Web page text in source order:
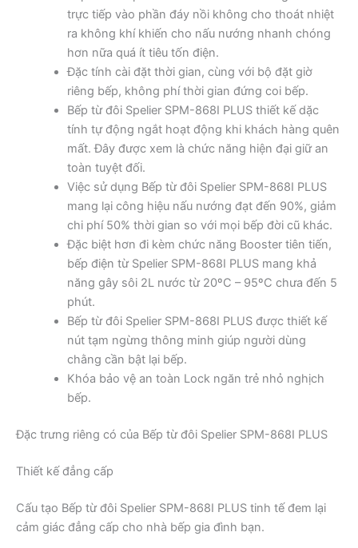
trực tiếp vào phần đáy nồi không cho thoát nhiệt
ra không khí khiến cho nấu nướng nhanh chóng
hơn nữa quá ít tiêu tốn điện.
Đặc tính cài đặt thời gian, cùng với bộ đặt giờ
riêng bếp, không phí thời gian đứng coi bếp.
Bếp từ đôi Spelier SPM-868I PLUS thiết kế dặc
tính tự động ngắt hoạt động khi khách hàng quên
mất. Đây được xem là chức năng hiện đại giữ an
toàn tuyệt đối.
Việc sử dụng Bếp từ đôi Spelier SPM-868I PLUS
mang lại công hiệu nấu nướng đạt đến 90%, giảm
chi phí 50% thời gian so với mọi bếp đời cũ khác.
Đặc biệt hơn đi kèm chức năng Booster tiên tiến,
bếp điện từ Spelier SPM-868I PLUS mang khả
năng gây sôi 2L nước từ 20ºC – 95ºC chưa đến 5
phút.
Bếp từ đôi Spelier SPM-868I PLUS được thiết kế
nút tạm ngừng thông minh giúp người dùng
chằng cần bật lại bếp.
Khóa bảo vệ an toàn Lock ngăn trẻ nhỏ nghịch
bếp.
Đặc trưng riêng có của Bếp từ đôi Spelier SPM-868I PLUS
Thiết kế đẳng cấp
Cấu tạo Bếp từ đôi Spelier SPM-868I PLUS tinh tế đem lại
cảm giác đẳng cấp cho nhà bếp gia đình bạn.